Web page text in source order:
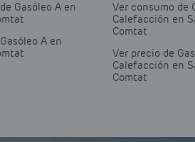
Gasóleo A en
A en
Ver consumo de
Calefacción en
Comtat
Ver precio de
Calefacción en
Comtat